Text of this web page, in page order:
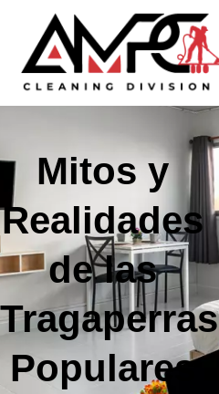
Mitos y
Realidades
de las
Tragaperras
Populares